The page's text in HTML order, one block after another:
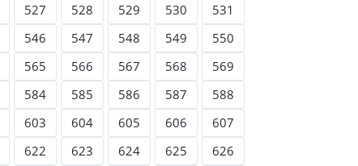
527 528 529 530
531
546 547 548 549
550
565 566 567 568
569
584 585 586 587
588
603 604 605 606
607
622 623 624 625
626